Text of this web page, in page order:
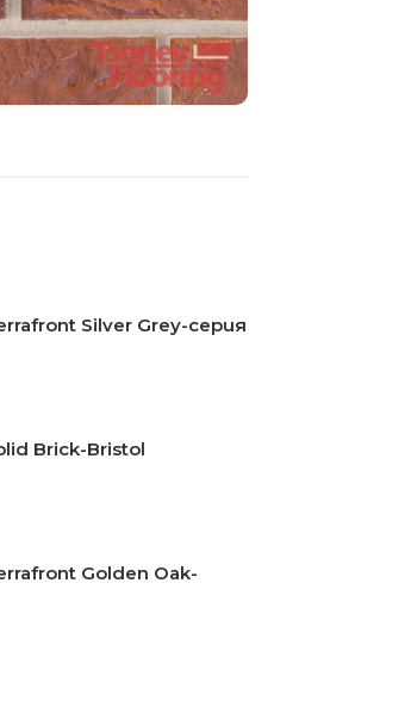
Silver Grey-серия
Brick-Bristol
Golden Oak-